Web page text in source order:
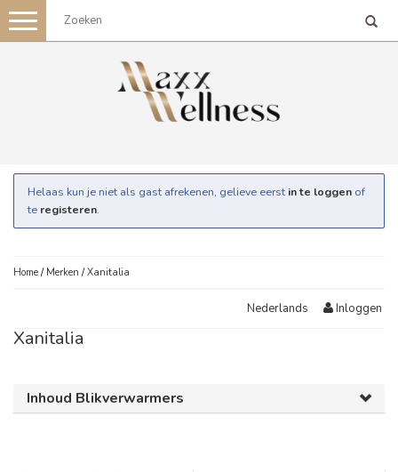
Toggle
navigation
Helaas kun je niet als gast afrekenen, gelieve eerst in te loggen of
te registeren.
Home / Merken /Xanitalia
Nederlands Inloggen
Xanitalia
Inhoud Blikverwarmers